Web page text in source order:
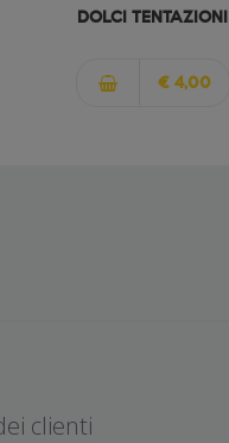
DOLCI TENTAZIONI
€ 4,00
clienti